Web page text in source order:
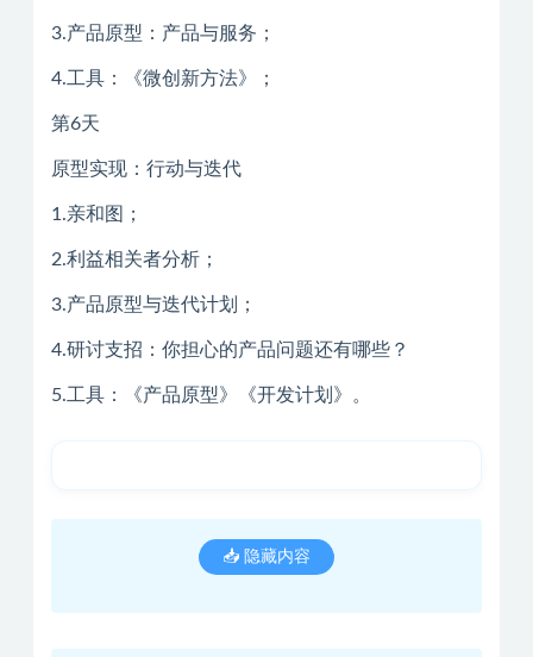
3.产品原型：产品与服务；
4.工具：《微创新方法》；
第6天
原型实现：行动与迭代
1.亲和图；
2.利益相关者分析；
3.产品原型与迭代计划；
4.研讨支招：你担心的产品问题还有哪些？
5.工具：《产品原型》《开发计划》。
📥 隐藏内容